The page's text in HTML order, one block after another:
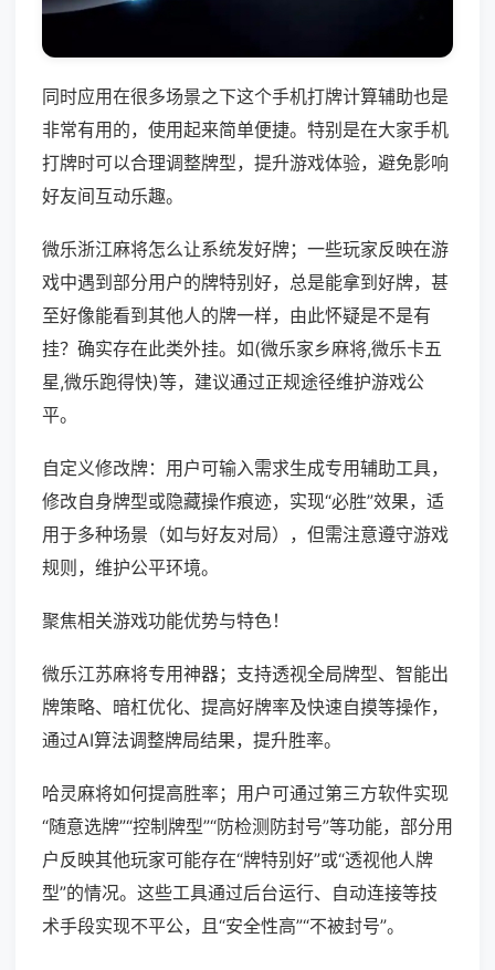
同时应用在很多场景之下这个手机打牌计算辅助也是
非常有用的，使用起来简单便捷。特别是在大家手机
打牌时可以合理调整牌型，提升游戏体验，避免影响
好友间互动乐趣。
微乐浙江麻将怎么让系统发好牌；一些玩家反映在游
戏中遇到部分用户的牌特别好，总是能拿到好牌，甚
至好像能看到其他人的牌一样，由此怀疑是不是有
挂？确实存在此类外挂。如(微乐家乡麻将,微乐卡五
星,微乐跑得快)等，建议通过正规途径维护游戏公
平。
自定义修改牌：用户可输入需求生成专用辅助工具，
修改自身牌型或隐藏操作痕迹，实现“必胜”效果，适
用于多种场景（如与好友对局），但需注意遵守游戏
规则，维护公平环境。
聚焦相关游戏功能优势与特色！
微乐江苏麻将专用神器；支持透视全局牌型、智能出
牌策略、暗杠优化、提高好牌率及快速自摸等操作，
通过AI算法调整牌局结果，提升胜率。
哈灵麻将如何提高胜率；用户可通过第三方软件实现
“随意选牌”“控制牌型”“防检测防封号”等功能，部分用
户反映其他玩家可能存在“牌特别好”或“透视他人牌
型”的情况。这些工具通过后台运行、自动连接等技
术手段实现不平公，且“安全性高”“不被封号”。